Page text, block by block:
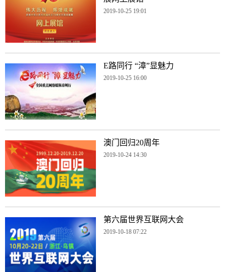
2019-10-25 19:01
E路同行 “漳”显魅力
2019-10-25 16:00
澳门回归20周年
2019-10-24 14:30
第六届世界互联网大会
2019-10-18 07:22